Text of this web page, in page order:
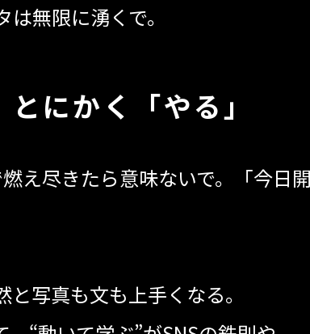
無限に湧くで。
にかく「やる」
え尽きたら意味ないで。「今日
写真も文も上手くなる。